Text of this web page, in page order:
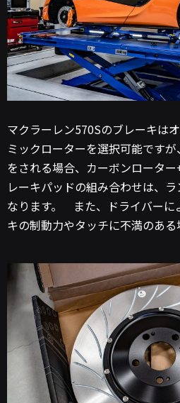
マクラーレン570Sのブレーキは
ミックローターを選択可能です
をされる場合、カーボンロータ
レーキパッドの組み合わせは、
なります。 また、ドライバーに
キの制動力やタッチに不満のある